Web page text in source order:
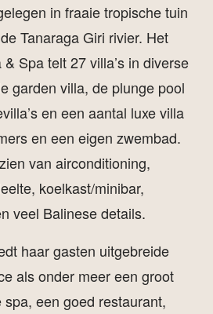
in fraaie tropische tuin
Tanaraga Giri rivier. Het
Spa telt 27 villa’s in diverse
garden villa, de plunge pool
en een aantal luxe villa
en een eigen zwembad.
van airconditioning,
koelkast/minibar,
veel Balinese details.
haar gasten uitgebreide
als onder meer een groot
een goed restaurant,